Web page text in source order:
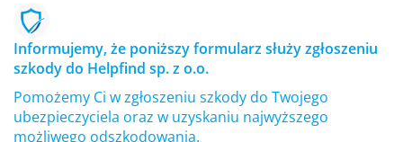
Informujemy, że poniższy formularz służy zgłoszeniu
szkody do Helpfind sp. z o.o.
Pomożemy Ci w zgłoszeniu szkody do Twojego
ubezpieczyciela oraz w uzyskaniu najwyższego
możliwego odszkodowania.